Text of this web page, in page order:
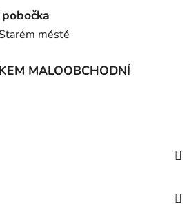
městě
MALOOBCHODNÍ